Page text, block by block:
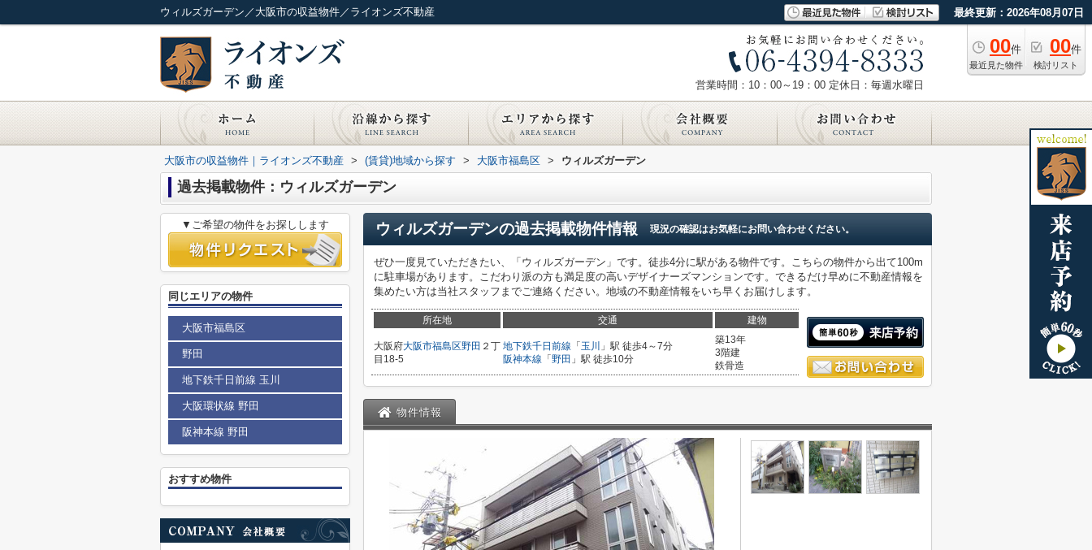
ウィルズガーデン／大阪市の収益物件／ライオンズ不動産 最終更新：2026年08月07日
00件
最近見た物件
00件
検討リスト
営業時間：10：00～19：00 定休日：毎週水曜日
大阪市の収益物件｜ライオンズ不動産 > (賃貸)地域から探す > 大阪市福島区 > ウィルズガーデン
過去掲載物件：ウィルズガーデン
ウィルズガーデンの過去掲載物件情報 現況の確認はお気軽にお問い合わせください。
ぜひ一度見ていただきたい、「ウィルズガーデン」です。徒歩4分に駅がある物件です。こちらの物件から出て100m
に駐車場があります。こだわり派の方も満足度の高いデザイナーズマンションです。できるだけ早めに不動産情報を
集めたい方は当社スタッフまでご連絡ください。地域の不動産情報をいち早くお届けします。
所在地 交通 建物
大阪府大阪市福島区野田 ２丁
目18-5
地下鉄千日前線 「 玉川
」駅 徒歩4～7分
阪神本線 「 野田 」駅 徒歩10分
築13年
3階建
鉄骨造
物件情報
▼ご希望の物件をお探しします
同じエリアの物件
大阪市福島区
野田
地下鉄千日前線 玉川
大阪環状線 野田
阪神本線 野田
おすすめ物件